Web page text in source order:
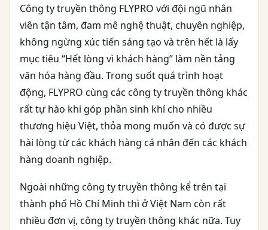
Công ty truyền thông FLYPRO với đội ngũ nhân
viên tận tâm, đam mê nghệ thuật, chuyên nghiệp,
không ngừng xúc tiến sáng tạo và trên hết là lấy
mục tiêu “Hết lòng vì khách hàng” làm nền tảng
văn hóa hàng đầu. Trong suốt quá trình hoạt
động, FLYPRO cùng các công ty truyền thông khác
rất tự hào khi góp phần sinh khí cho nhiều
thương hiệu Việt, thỏa mong muốn và có được sự
hài lòng từ các khách hàng cá nhân đến các khách
hàng doanh nghiệp.
Ngoài những công ty truyền thông kể trên tại
thành phố Hồ Chí Minh thì ở Việt Nam còn rất
nhiều đơn vị, công ty truyền thông khác nữa. Tuy